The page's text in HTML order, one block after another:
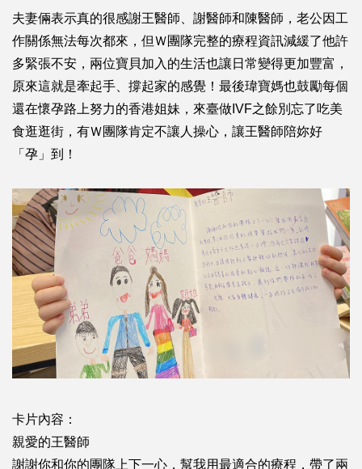
夫妻倆表示真的很感謝王醫師、謝醫師和陳醫師，老公因工
作關係無法每次都來，但Ｗ團隊完整的療程資訊減緩了他許
多緊張不安，兩位寶貝加入的生活也讓日常變得更加豐富，
原來這就是牽起手、撐起家的感覺！最後瑋寶媽也鼓勵每個
還在懷孕路上努力的香港姐妹，來臺做IVF之餘別忘了吃美
食逛逛街，有Ｗ團隊肯定不讓人操心，讓王醫師陪妳好
「孕」到！
卡片內容：
親愛的王醫師
謝謝你和你的團隊上下一心，幫我用最適合的療程，帶了兩